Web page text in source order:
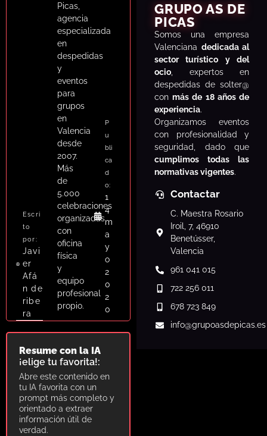
Escri
to
por:
Javi
er
Afá
n de
ribe
ra
Picas,
agencia
especializada
en
despedidas
y
eventos
para
grupos
en
Valencia
desde
2007.
Más
de
5.000
celebraciones
organizadas
con
oficina
física
y
equipo
profesional
propio.
P
u
bli
ca
d
o:
1
4
m
a
y
o
2
0
2
0
Resume con la IA
¡elige tu favorita!:
Abre este contenido en
tu IA favorita con un
prompt más completo y
orientado a extraer
información útil de
verdad.
GRUPO AS DE
PICAS
Somos una empresa
Valenciana dedicada al
sector turístico y del
ocio , expertos en
despedidas de solter@
conmás de 18 años de
experiencia.
Organizamos eventos
con profesionalidad y
seguridad, dado que
cumplimos todas las
normativas vigentes.
Contactar
C. Maestra Rosario
Iroil, 7, 46910
Benetússer,
Valencia
961 041 015
722 256 011
678 723 849
info@grupoasdepicas.es